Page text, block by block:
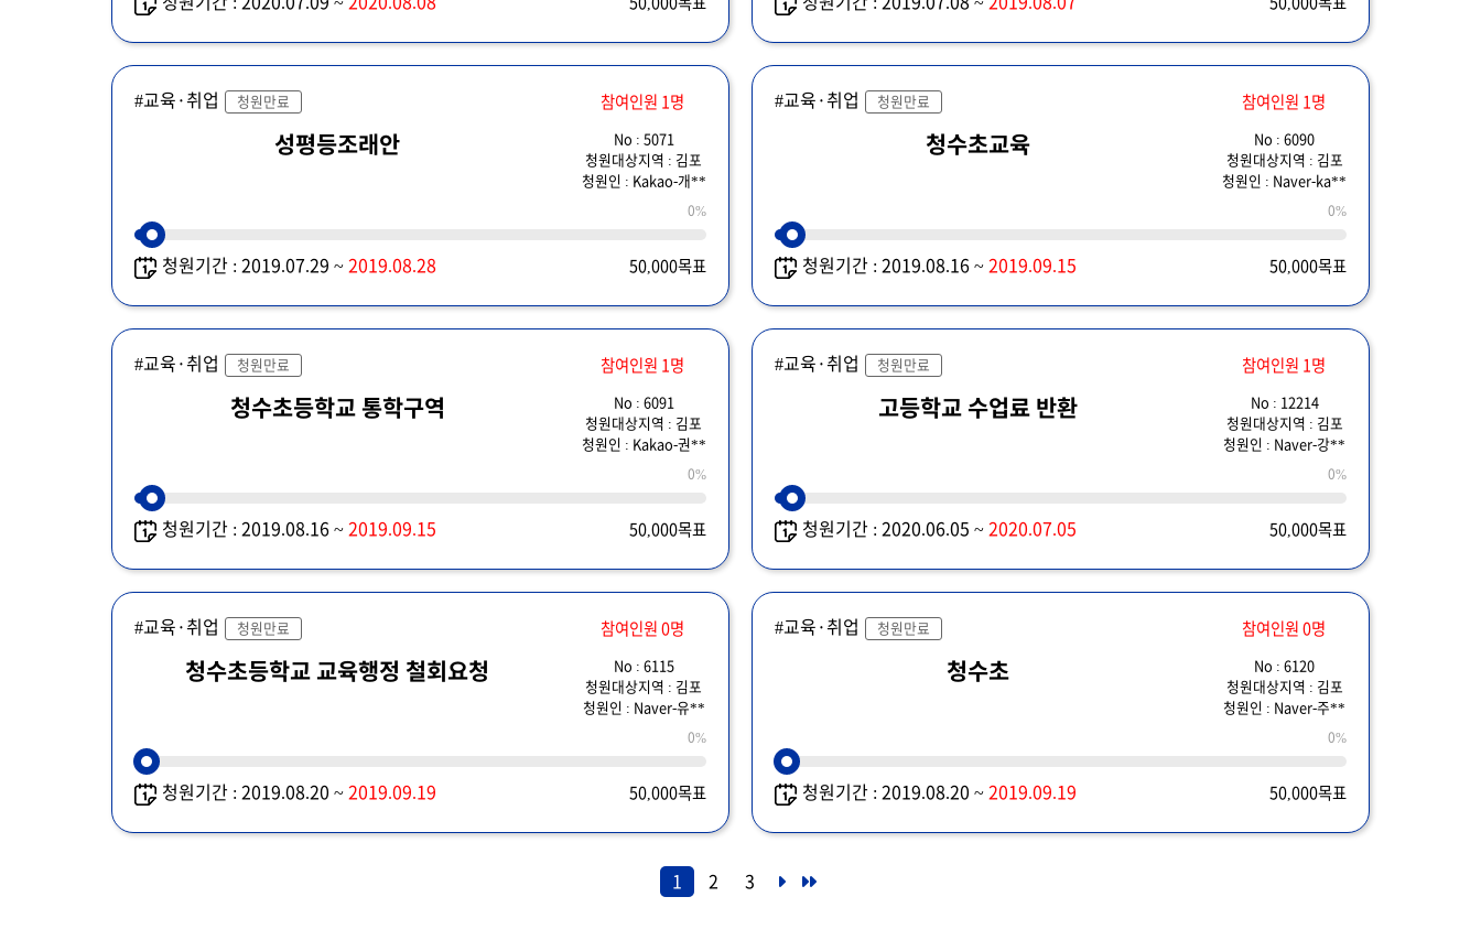
#교육·취업 청원만료 참여인원 1명
성평등조래안
No : 5071
청원대상지역 : 김포
청원인 : Kakao-개**
0%
청원기간 : 2019.07.29 ~ 2019.08.28 50,000목표
#교육·취업 청원만료 참여인원 1명
청수초교육
No : 6090
청원대상지역 : 김포
청원인 : Naver-ka**
0%
청원기간 : 2019.08.16 ~ 2019.09.15 50,000목표
#교육·취업 청원만료 참여인원 1명
청수초등학교 통학구역
No : 6091
청원대상지역 : 김포
청원인 : Kakao-권**
0%
청원기간 : 2019.08.16 ~ 2019.09.15 50,000목표
#교육·취업 청원만료 참여인원 1명
고등학교 수업료 반환
No : 12214
청원대상지역 : 김포
청원인 : Naver-강**
0%
청원기간 : 2020.06.05 ~ 2020.07.05 50,000목표
#교육·취업 청원만료 참여인원 0명
청수초등학교 교육행정 철회요청
No : 6115
청원대상지역 : 김포
청원인 : Naver-유**
0%
청원기간 : 2019.08.20 ~ 2019.09.19 50,000목표
#교육·취업 청원만료 참여인원 0명
청수초
No : 6120
청원대상지역 : 김포
청원인 : Naver-주**
0%
청원기간 : 2019.08.20 ~ 2019.09.19 50,000목표
1 2 3